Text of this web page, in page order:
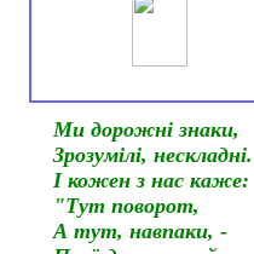
Ми дорожні знаки,
Зрозумілі, нескладні.
І кожен з нас каже:
"Тут поворот,
А тут, навпаки, -